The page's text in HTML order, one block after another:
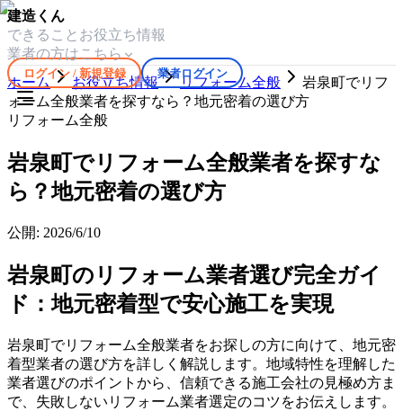
建造くん
できること お役立ち情報
業者の方はこちら
ログイン / 新規登録 業者ログイン
ホーム お役立ち情報 リフォーム全般
岩泉町でリフ
ォーム全般業者を探すなら？地元密着の選び方
リフォーム全般
岩泉町でリフォーム全般業者を探すな
ら？地元密着の選び方
公開: 2026/6/10
岩泉町のリフォーム業者選び完全ガイ
ド：地元密着型で安心施工を実現
岩泉町でリフォーム全般業者をお探しの方に向けて、地元密
着型業者の選び方を詳しく解説します。地域特性を理解した
業者選びのポイントから、信頼できる施工会社の見極め方ま
で、失敗しないリフォーム業者選定のコツをお伝えします。